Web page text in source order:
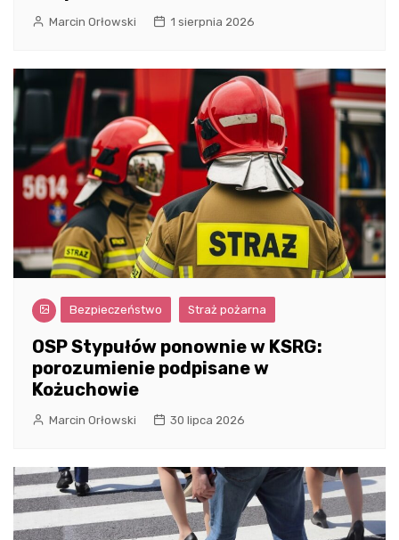
Marcin Orłowski 1 sierpnia 2026
Bezpieczeństwo Straż pożarna
OSP Stypułów ponownie w KSRG:
porozumienie podpisane w
Kożuchowie
Marcin Orłowski 30 lipca 2026